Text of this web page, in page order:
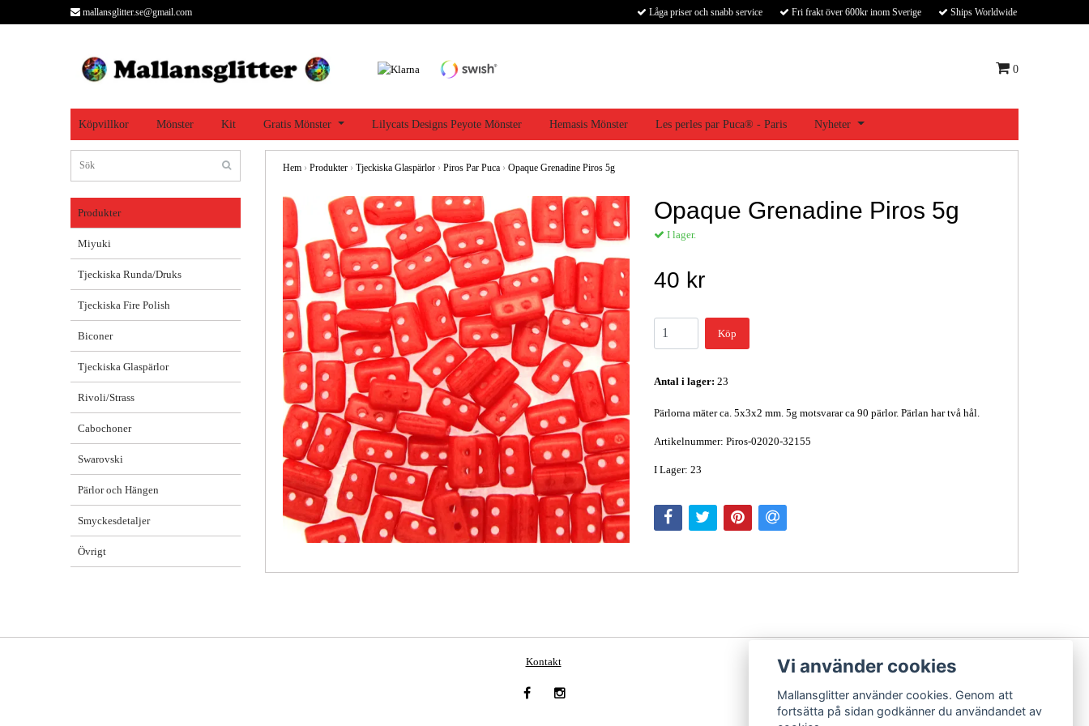
mallansglitter.se@gmail.com Låga priser och snabb service Fri frakt över 600kr inom Sverige Ships Worldwide
0
Köpvillkor Mönster Kit Gratis Mönster Lilycats Designs Peyote Mönster Hemasis Mönster Les perles par Puca® - Paris Nyheter
Produkter
Miyuki
Tjeckiska Runda/Druks
Tjeckiska Fire Polish
Biconer
Tjeckiska Glaspärlor
Rivoli/Strass
Cabochoner
Swarovski
Pärlor och Hängen
Smyckesdetaljer
Övrigt
Hem › Produkter › Tjeckiska Glaspärlor › Piros Par Puca › Opaque Grenadine Piros 5g
Opaque Grenadine Piros 5g
I lager.
40 kr
Köp
Antal i lager: 23
Pärlorna mäter ca. 5x3x2 mm. 5g motsvarar ca 90 pärlor. Pärlan har två hål.
Artikelnummer: Piros-02020-32155
I Lager: 23
Kontakt Vi använder cookies
Mallansglitter använder cookies. Genom att
fortsätta på sidan godkänner du användandet av